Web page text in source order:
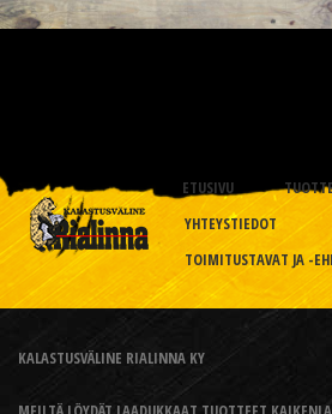
ETUSIVU
YHTEYSTIEDOT
TOIMITUSTAVAT JA -
KALASTUSVÄLINE RIALINNA KY